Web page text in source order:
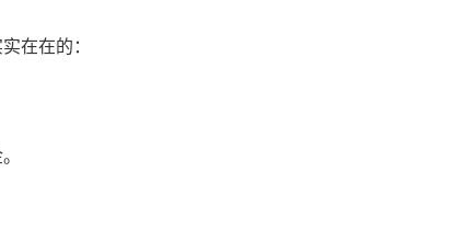
在在的：